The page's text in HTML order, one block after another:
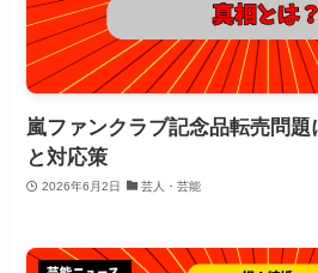
嵐ファンクラブ記念品転売問題
と対応策
2026年6月2日 芸人・芸能